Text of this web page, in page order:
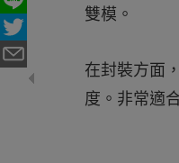
雙模。
在封裝方面
度。非常適